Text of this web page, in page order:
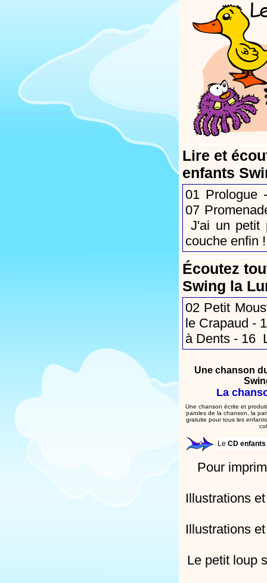
Lire et
enfants
01 Prologue-
07
J'ai un petit
couche enfin !
Écoutez
Swing la
02 Petit
le Crapaud -
à Dents - 16
Une chanson
La
Une chanson écrite et
paroles de la chanson, la
gratuite pour tous les
Le CD enfants
Pour
Illustrations
Illustrations
Le petit loup